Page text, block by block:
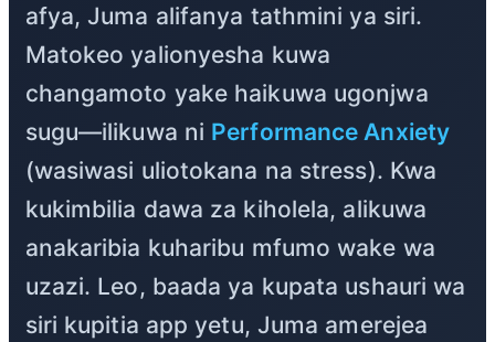
afya, Juma alifanya tathmini ya siri.
Matokeo yalionyesha kuwa
changamoto yake haikuwa ugonjwa
sugu—ilikuwa ni Performance Anxiety
(wasiwasi uliotokana na stress). Kwa
kukimbilia dawa za kiholela, alikuwa
anakaribia kuharibu mfumo wake wa
uzazi. Leo, baada ya kupata ushauri wa
siri kupitia app yetu, Juma amerejea